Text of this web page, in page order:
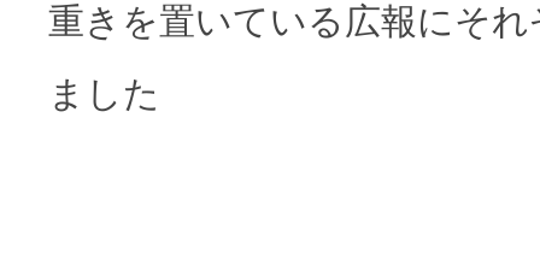
重きを置いている広報にそ
ました